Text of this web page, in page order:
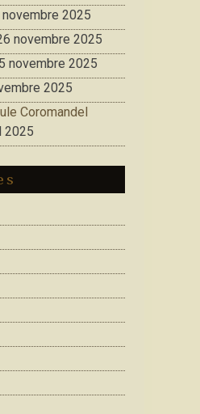
2025
novembre 2025
novembre 2025
2025
Coromandel
2025